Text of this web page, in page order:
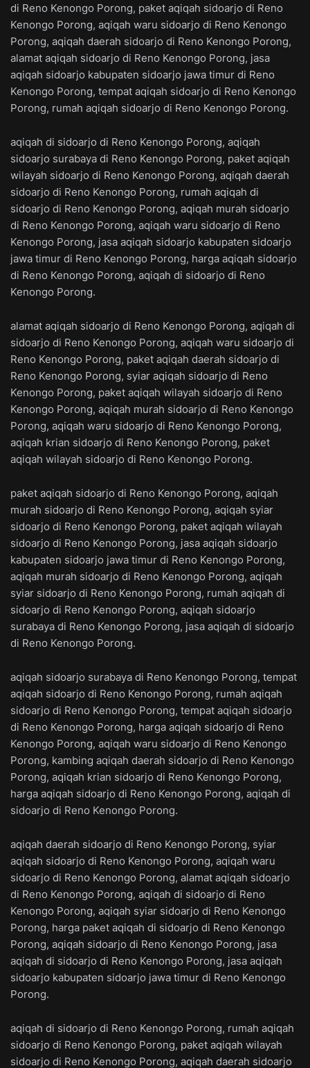
di Reno Kenongo Porong, paket aqiqah sidoarjo di Reno
Kenongo Porong, aqiqah waru sidoarjo di Reno Kenongo
Porong, aqiqah daerah sidoarjo di Reno Kenongo Porong,
alamat aqiqah sidoarjo di Reno Kenongo Porong, jasa
aqiqah sidoarjo kabupaten sidoarjo jawa timur di Reno
Kenongo Porong, tempat aqiqah sidoarjo di Reno Kenongo
Porong, rumah aqiqah sidoarjo di Reno Kenongo Porong.
aqiqah di sidoarjo di Reno Kenongo Porong, aqiqah
sidoarjo surabaya di Reno Kenongo Porong, paket aqiqah
wilayah sidoarjo di Reno Kenongo Porong, aqiqah daerah
sidoarjo di Reno Kenongo Porong, rumah aqiqah di
sidoarjo di Reno Kenongo Porong, aqiqah murah sidoarjo
di Reno Kenongo Porong, aqiqah waru sidoarjo di Reno
Kenongo Porong, jasa aqiqah sidoarjo kabupaten sidoarjo
jawa timur di Reno Kenongo Porong, harga aqiqah sidoarjo
di Reno Kenongo Porong, aqiqah di sidoarjo di Reno
Kenongo Porong.
alamat aqiqah sidoarjo di Reno Kenongo Porong, aqiqah di
sidoarjo di Reno Kenongo Porong, aqiqah waru sidoarjo di
Reno Kenongo Porong, paket aqiqah daerah sidoarjo di
Reno Kenongo Porong, syiar aqiqah sidoarjo di Reno
Kenongo Porong, paket aqiqah wilayah sidoarjo di Reno
Kenongo Porong, aqiqah murah sidoarjo di Reno Kenongo
Porong, aqiqah waru sidoarjo di Reno Kenongo Porong,
aqiqah krian sidoarjo di Reno Kenongo Porong, paket
aqiqah wilayah sidoarjo di Reno Kenongo Porong.
paket aqiqah sidoarjo di Reno Kenongo Porong, aqiqah
murah sidoarjo di Reno Kenongo Porong, aqiqah syiar
sidoarjo di Reno Kenongo Porong, paket aqiqah wilayah
sidoarjo di Reno Kenongo Porong, jasa aqiqah sidoarjo
kabupaten sidoarjo jawa timur di Reno Kenongo Porong,
aqiqah murah sidoarjo di Reno Kenongo Porong, aqiqah
syiar sidoarjo di Reno Kenongo Porong, rumah aqiqah di
sidoarjo di Reno Kenongo Porong, aqiqah sidoarjo
surabaya di Reno Kenongo Porong, jasa aqiqah di sidoarjo
di Reno Kenongo Porong.
aqiqah sidoarjo surabaya di Reno Kenongo Porong, tempat
aqiqah sidoarjo di Reno Kenongo Porong, rumah aqiqah
sidoarjo di Reno Kenongo Porong, tempat aqiqah sidoarjo
di Reno Kenongo Porong, harga aqiqah sidoarjo di Reno
Kenongo Porong, aqiqah waru sidoarjo di Reno Kenongo
Porong, kambing aqiqah daerah sidoarjo di Reno Kenongo
Porong, aqiqah krian sidoarjo di Reno Kenongo Porong,
harga aqiqah sidoarjo di Reno Kenongo Porong, aqiqah di
sidoarjo di Reno Kenongo Porong.
aqiqah daerah sidoarjo di Reno Kenongo Porong, syiar
aqiqah sidoarjo di Reno Kenongo Porong, aqiqah waru
sidoarjo di Reno Kenongo Porong, alamat aqiqah sidoarjo
di Reno Kenongo Porong, aqiqah di sidoarjo di Reno
Kenongo Porong, aqiqah syiar sidoarjo di Reno Kenongo
Porong, harga paket aqiqah di sidoarjo di Reno Kenongo
Porong, aqiqah sidoarjo di Reno Kenongo Porong, jasa
aqiqah di sidoarjo di Reno Kenongo Porong, jasa aqiqah
sidoarjo kabupaten sidoarjo jawa timur di Reno Kenongo
Porong.
aqiqah di sidoarjo di Reno Kenongo Porong, rumah aqiqah
sidoarjo di Reno Kenongo Porong, paket aqiqah wilayah
sidoarjo di Reno Kenongo Porong, aqiqah daerah sidoarjo